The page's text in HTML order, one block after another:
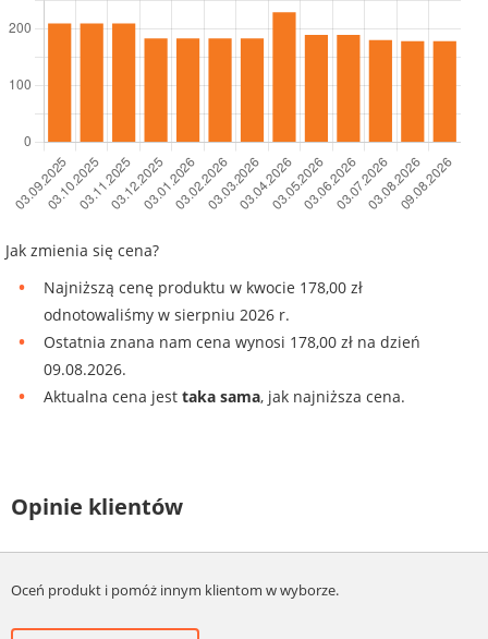
Jak zmienia się cena?
Najniższą cenę produktu w kwocie 178,00 zł
odnotowaliśmy w sierpniu 2026 r.
Ostatnia znana nam cena wynosi 178,00 zł na dzień
09.08.2026.
Aktualna cena jest taka sama, jak najniższa cena.
Opinie klientów
Oceń produkt i pomóż innym klientom w wyborze.